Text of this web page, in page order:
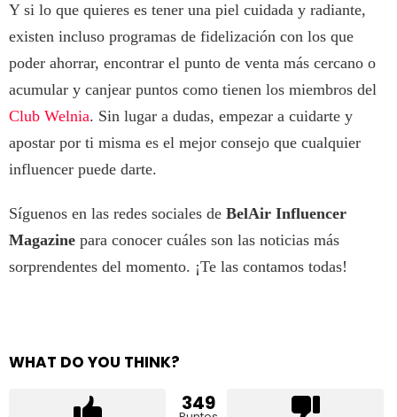
Y si lo que quieres es tener una piel cuidada y radiante,
existen incluso programas de fidelización con los que
poder ahorrar, encontrar el punto de venta más cercano o
acumular y canjear puntos como tienen los miembros del
Club Welnia. Sin lugar a dudas, empezar a cuidarte y
apostar por ti misma es el mejor consejo que cualquier
influencer puede darte.
Síguenos en las redes sociales de BelAir Influencer
Magazine para conocer cuáles son las noticias más
sorprendentes del momento. ¡Te las contamos todas!
WHAT DO YOU THINK?
349